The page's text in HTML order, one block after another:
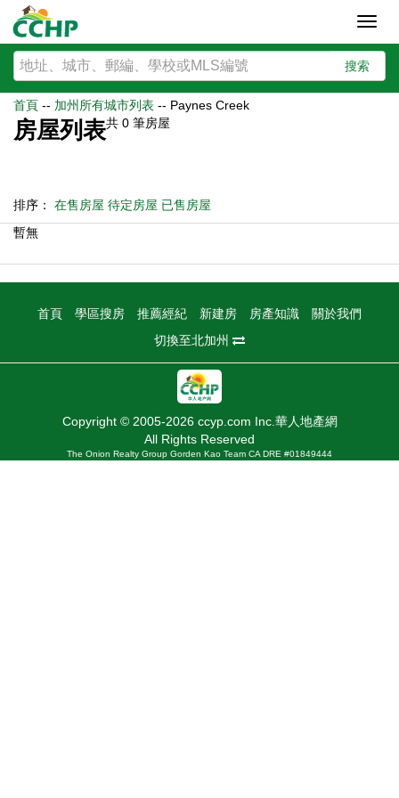
搜索
首頁 -- 加州所有城市列表 -- Paynes Creek
房屋列表共 0 筆房屋
排序： 在售房屋 待定房屋 已售房屋
暫無
首頁 學區搜房 推薦經紀 新建房 房產知識
關於我們
切換至北加州
Copyright © 2005-2026 ccyp.com Inc.華人地產網
All Rights Reserved
The Onion Realty Group Gorden Kao Team CA DRE #01849444